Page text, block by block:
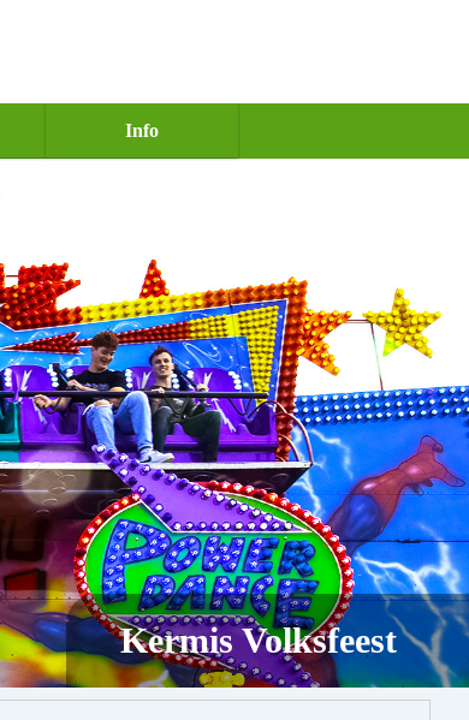
Info
Kermis Volksfeest